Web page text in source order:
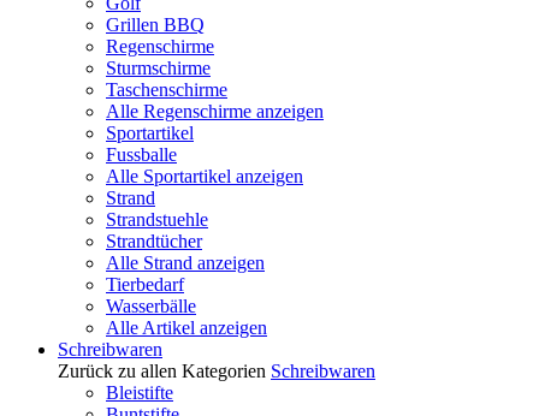
Grillen BBQ
Regenschirme
Sturmschirme
Taschenschirme
Alle Regenschirme anzeigen
Sportartikel
Fussballe
Alle Sportartikel anzeigen
Strand
Strandstuehle
Strandtücher
Alle Strand anzeigen
Tierbedarf
Wasserbälle
Alle Artikel anzeigen
Schreibwaren
Zurück zu allen Kategorien Schreibwaren
Bleistifte